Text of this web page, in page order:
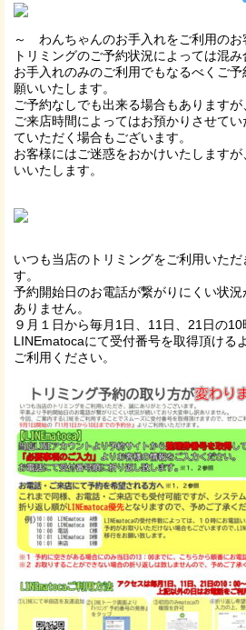
～ わんちゃんのお手入れをご利用の
トリミングのご予約状況によっては混み
お手入れのみのご利用でもなるべくご
願いいたします。
ご予約なしでも出来る場合もありますが
ご来店時間によってはお預かりさせて
ていただく場合もございます。
お客様にはご迷惑をおかけいたします
いいたします。
いつも当店のトリミングをご利用いた
す。
予約開始日のお電話が繋がりにくい状
ありません。
９月１日から毎月1日、11日、21日の
LINEmatocaにて受付番号を取得頂ける
ご利用ください。